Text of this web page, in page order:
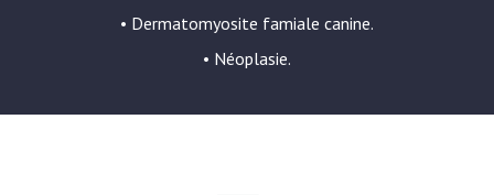
• Dermatomyosite famiale canine.
• Néoplasie.